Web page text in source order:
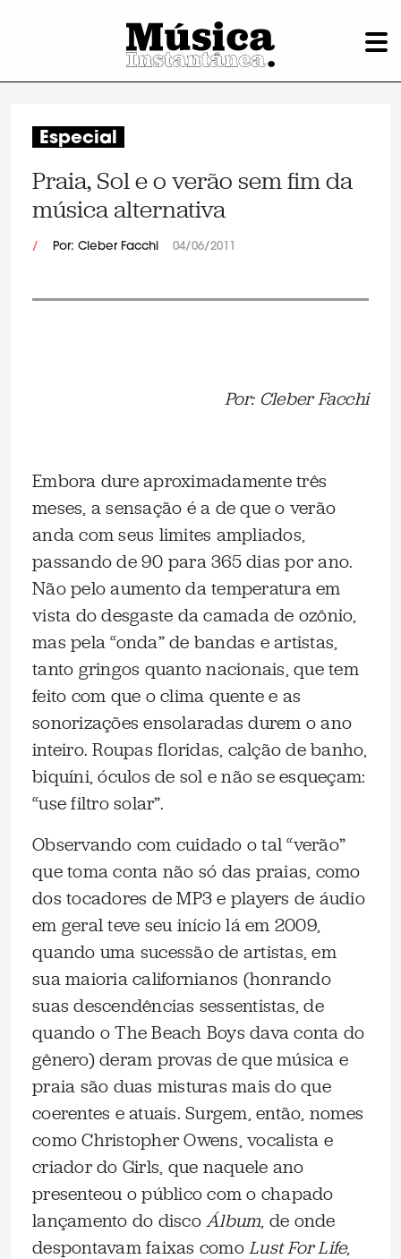
Especial
Praia, Sol e o verão sem fim da
música alternativa
/ Por: Cleber Facchi 04/06/2011
Por: Cleber Facchi
Embora dure aproximadamente três
meses, a sensação é a de que o verão
anda com seus limites ampliados,
passando de 90 para 365 dias por ano.
Não pelo aumento da temperatura em
vista do desgaste da camada de ozônio,
mas pela “onda” de bandas e artistas,
tanto gringos quanto nacionais, que tem
feito com que o clima quente e as
sonorizações ensolaradas durem o ano
inteiro. Roupas floridas, calção de banho,
biquíni, óculos de sol e não se esqueçam:
“use filtro solar”.
Observando com cuidado o tal “verão”
que toma conta não só das praias, como
dos tocadores de MP3 e players de áudio
em geral teve seu início lá em 2009,
quando uma sucessão de artistas, em
sua maioria californianos (honrando
suas descendências sessentistas, de
quando o The Beach Boys dava conta do
gênero) deram provas de que música e
praia são duas misturas mais do que
coerentes e atuais. Surgem, então, nomes
como Christopher Owens, vocalista e
criador do Girls, que naquele ano
presenteou o público com o chapado
lançamento do discoÁlbum, de onde
despontavam faixas comoLust For Life,